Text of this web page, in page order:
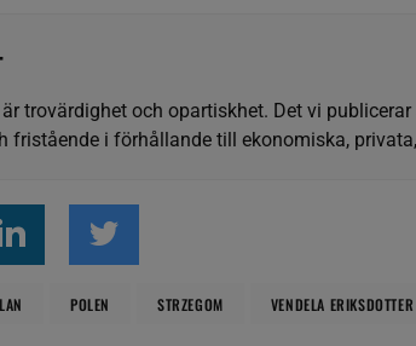
trovärdighet och opartiskhet. Det vi
fristående i förhållande till ekonomiska,
POLEN STRZEGOM VENDELA